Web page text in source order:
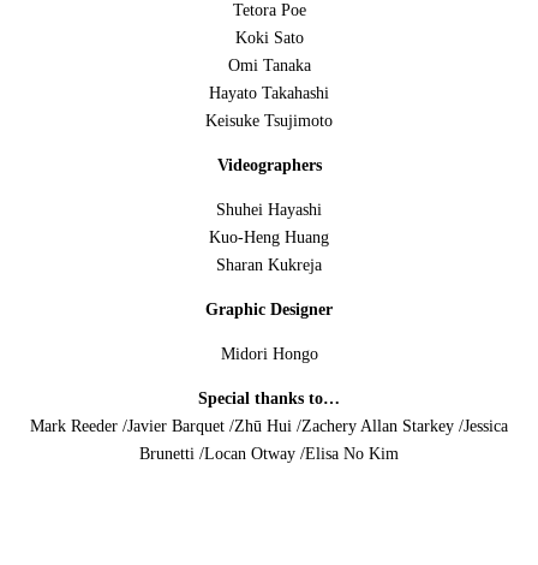
Tetora Poe
Koki Sato
Omi Tanaka
Hayato Takahashi
Keisuke Tsujimoto
Videographers
Shuhei Hayashi
Kuo-Heng Huang
Sharan Kukreja
Graphic Designer
Midori Hongo
Special thanks to…
Mark Reeder /Javier Barquet /Zhū Hui /Zachery Allan Starkey /Jessica
Brunetti /Locan Otway /Elisa No Kim